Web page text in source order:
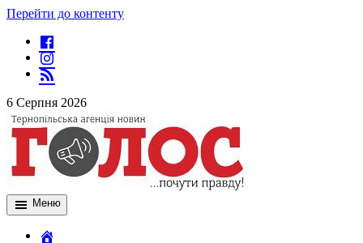
Перейти до контенту
6 Серпня 2026
Меню